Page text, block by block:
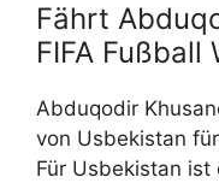
Fährt
FIFA Fußball
Abduqodir
von Usbekistan
Für Usbekistan ist